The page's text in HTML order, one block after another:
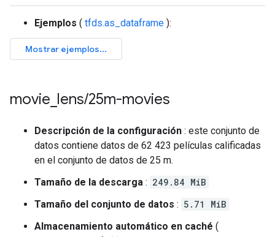
Ejemplos ( tfds.as_dataframe ):
movie lens/25m-movies
Descripción de la configuración : este conjunto de
datos contiene datos de 62 423 películas calificadas
en el conjunto de datos de 25 m.
Tamaño de la descarga : 249.84 MiB
Tamaño del conjunto de datos : 5.71 MiB
Almacenamiento automático en caché (